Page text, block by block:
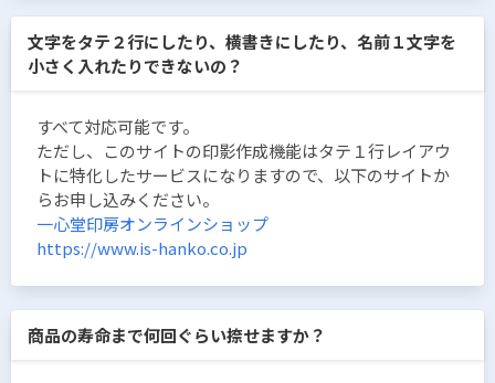
文字をタテ２行にしたり、横書きにしたり、名前１文字を
小さく入れたりできないの？
すべて対応可能です。
ただし、このサイトの印影作成機能はタテ１行レイアウ
トに特化したサービスになりますので、以下のサイトか
らお申し込みください。
一心堂印房オンラインショップ
https://www.is-hanko.co.jp
商品の寿命まで何回ぐらい捺せますか？